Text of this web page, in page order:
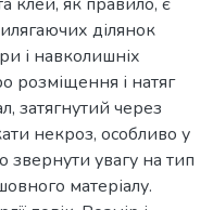
ділянок
і навколишніх
розміщення і натяг
затягнутий через
некроз, особливо у
звернути увагу на тип
матеріалу.